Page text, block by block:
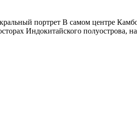
портрет В самом центре
Индокитайского полуострова,